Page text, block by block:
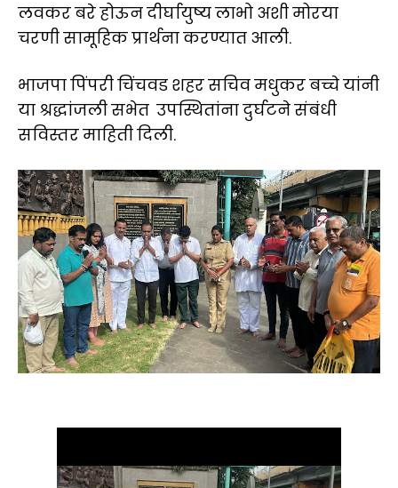
लवकर बरे होऊन दीर्घायुष्य लाभो अशी मोरया
चरणी सामूहिक प्रार्थना करण्यात आली.
भाजपा पिंपरी चिंचवड शहर सचिव मधुकर बच्चे यांनी
या श्रद्धांजली सभेत उपस्थितांना दुर्घटने संबंधी
सविस्तर माहिती दिली.